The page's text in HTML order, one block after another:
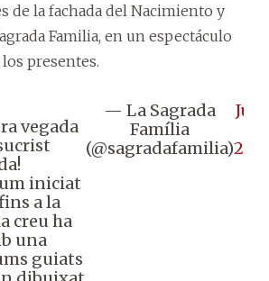
de la fachada del Nacimiento y
Familia, en un espectáculo
presentes.
vegada
iniciat
a la
creu ha
una
guiats
— La Sagrada
Família
(@sagradafamilia)